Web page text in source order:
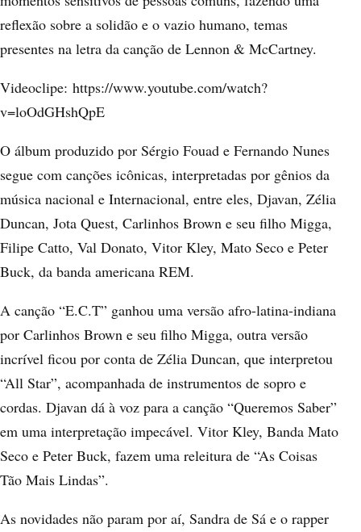
reflexão sobre a solidão e o vazio humano, temas
presentes na letra da canção de Lennon & McCartney.
Videoclipe: https://www.youtube.com/watch?
v=loOdGHshQpE
O álbum produzido por Sérgio Fouad e Fernando Nunes
segue com canções icônicas, interpretadas por gênios da
música nacional e Internacional, entre eles, Djavan, Zélia
Duncan, Jota Quest, Carlinhos Brown e seu filho Migga,
Filipe Catto, Val Donato, Vitor Kley, Mato Seco e Peter
Buck, da banda americana REM.
A canção “E.C.T” ganhou uma versão afro-latina-indiana
por Carlinhos Brown e seu filho Migga, outra versão
incrível ficou por conta de Zélia Duncan, que interpretou
“All Star”, acompanhada de instrumentos de sopro e
cordas. Djavan dá à voz para a canção “Queremos Saber”
em uma interpretação impecável. Vitor Kley, Banda Mato
Seco e Peter Buck, fazem uma releitura de “As Coisas
Tão Mais Lindas”.
As novidades não param por aí, Sandra de Sá e o rapper